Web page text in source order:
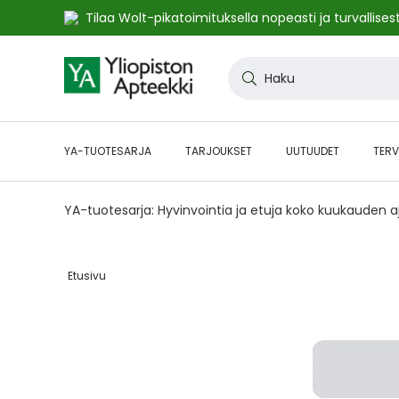
Tilaa Wolt-pikatoimituksella nopeasti ja
to
Content
YA-TUOTESARJA TARJOUKSET UUTUUDET
YA-tuotesarja: Hyvinvointia ja etuja koko
Etusivu‎